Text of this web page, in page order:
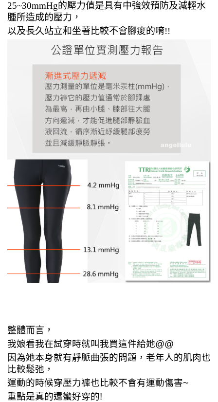
25~30mmHg的壓力值是具有中強效預防及減輕水
腫所造成的壓力，
以及長久站立和坐著比較不會腳痠的唷!!
整體而言，
我娘看我在試穿時就叫我買這件給她@@
因為她本身就有靜脈曲張的問題，老年人的肌肉也
比較鬆弛，
運動的時候穿壓力褲也比較不會有運動傷害~
重點是真的還蠻好穿的!